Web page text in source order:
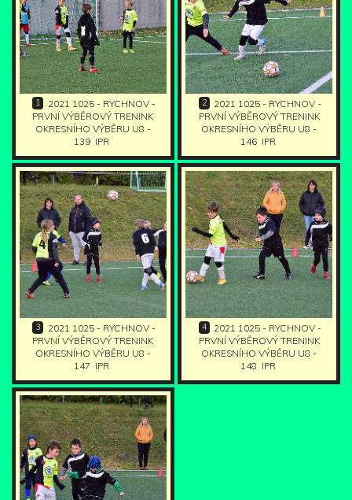
1
2021 1025 - RYCHNOV -
PRVNÍ VÝBĚROVÝ TRENINK
OKRESNÍHO VÝBĚRU U8 -
139 IPR
2
2021 1025 - RYCHNOV -
PRVNÍ VÝBĚROVÝ TRENINK
OKRESNÍHO VÝBĚRU U8 -
146 IPR
3
2021 1025 - RYCHNOV -
PRVNÍ VÝBĚROVÝ TRENINK
OKRESNÍHO VÝBĚRU U8 -
147 IPR
4
2021 1025 - RYCHNOV -
PRVNÍ VÝBĚROVÝ TRENINK
OKRESNÍHO VÝBĚRU U8 -
148 IPR